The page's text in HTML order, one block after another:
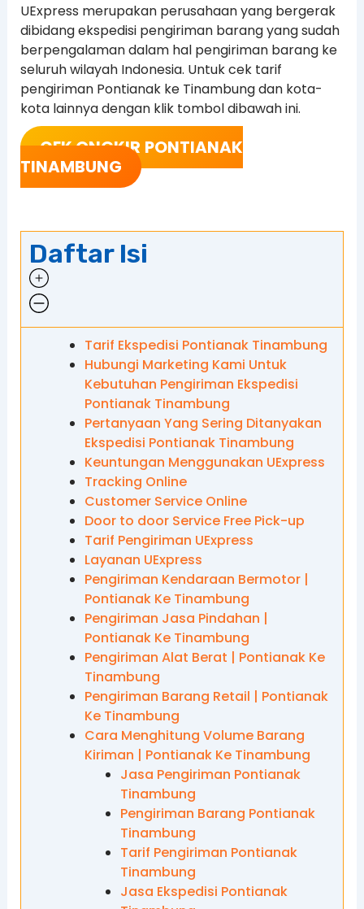
UExpress merupakan perusahaan yang bergerak
dibidang ekspedisi pengiriman barang yang sudah
berpengalaman dalam hal pengiriman barang ke
seluruh wilayah Indonesia. Untuk cek tarif
pengiriman Pontianak ke Tinambung dan kota-
kota lainnya dengan klik tombol dibawah ini.
CEK ONGKIR PONTIANAK
TINAMBUNG
Daftar Isi
Tarif Ekspedisi Pontianak Tinambung
Hubungi Marketing Kami Untuk
Kebutuhan Pengiriman Ekspedisi
Pontianak Tinambung
Pertanyaan Yang Sering Ditanyakan
Ekspedisi Pontianak Tinambung
Keuntungan Menggunakan UExpress
Tracking Online
Customer Service Online
Door to door Service Free Pick-up
Tarif Pengiriman UExpress
Layanan UExpress
Pengiriman Kendaraan Bermotor |
Pontianak Ke Tinambung
Pengiriman Jasa Pindahan |
Pontianak Ke Tinambung
Pengiriman Alat Berat | Pontianak Ke
Tinambung
Pengiriman Barang Retail | Pontianak
Ke Tinambung
Cara Menghitung Volume Barang
Kiriman | Pontianak Ke Tinambung
Jasa Pengiriman Pontianak
Tinambung
Pengiriman Barang Pontianak
Tinambung
Tarif Pengiriman Pontianak
Tinambung
Jasa Ekspedisi Pontianak